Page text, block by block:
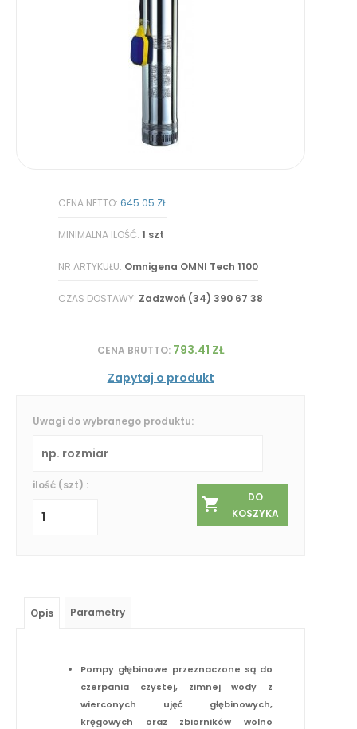
CENA NETTO:645.05 ZŁ
MINIMALNA ILOŚĆ:1 szt
NR ARTYKUŁU: Omnigena OMNI Tech 1100
CZAS DOSTAWY: Zadzwoń (34) 390 67 38
CENA BRUTTO: 793.41 ZŁ
Zapytaj o produkt
Uwagi do wybranego produktu:
ilość (szt) :
DO
KOSZYKA
Opis Parametry
Pompy głębinowe przeznaczone są do
czerpania czystej, zimnej wody z
wierconych ujęć głębinowych,
kręgowych oraz zbiorników wolno